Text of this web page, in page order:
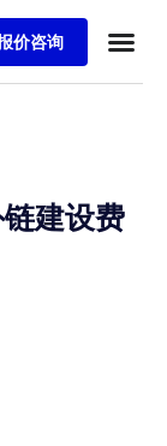
价咨询
建设费